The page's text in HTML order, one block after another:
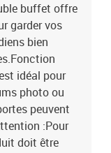
buffet offre
garder vos
bien
idéal pour
photo ou
peuvent
:Pour
doit être